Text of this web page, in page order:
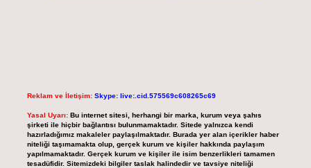
Reklam ve İletişim: Skype: live:.cid.575569c608265c69
Yasal Uyarı: Bu internet sitesi, herhangi bir marka, kurum veya şahıs
şirketi ile hiçbir bağlantısı bulunmamaktadır. Sitede yalnızca kendi
hazırladığımız makaleler paylaşılmaktadır. Burada yer alan içerikler haber
niteliği taşımamakta olup, gerçek kurum ve kişiler hakkında paylaşım
yapılmamaktadır. Gerçek kurum ve kişiler ile isim benzerlikleri tamamen
tesadüfidir. Sitemizdeki bilgiler taslak halindedir ve tavsiye niteliği